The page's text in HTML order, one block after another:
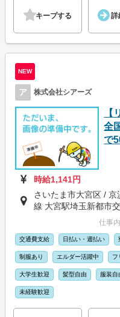
キープする 詳
NEW
ア 株式会社シアーズ
全
で
時給1,141円
さいたま市大宮区 /
線 大宮駅埼玉新都市
仕事
交通費支給 日払い・週払い
制服あり エルダー活躍中 フ
大学生歓迎 髪型自由 服装自
未経験歓迎